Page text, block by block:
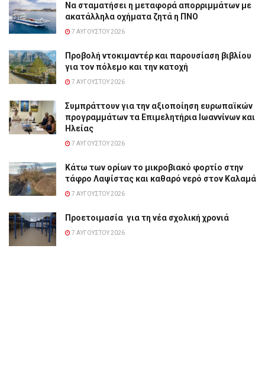
Να σταματήσει η μεταφορά απορριμμάτων με
ακατάλληλα οχήματα ζητά η ΠΝΟ
7 ΑΥΓΟΎΣΤΟΥ 2026
Προβολή ντοκιμαντέρ και παρουσίαση βιβλίου
για τον πόλεμο και την κατοχή
7 ΑΥΓΟΎΣΤΟΥ 2026
Συμπράττουν για την αξιοποίηση ευρωπαϊκών
προγραμμάτων τα Επιμελητήρια Ιωαννίνων και
Ηλείας
7 ΑΥΓΟΎΣΤΟΥ 2026
Κάτω των ορίων το μικροβιακό φορτίο στην
τάφρο Λαψίστας και καθαρό νερό στον Καλαμά
7 ΑΥΓΟΎΣΤΟΥ 2026
Προετοιμασία για τη νέα σχολική χρονιά
7 ΑΥΓΟΎΣΤΟΥ 2026